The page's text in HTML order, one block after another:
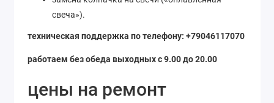
свеча»).
техническая поддержка по телефону: +79046117070
работаем без обеда выходных с 9.00 до 20.00
цены на ремонт